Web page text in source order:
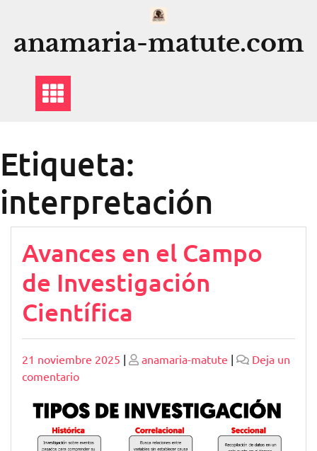
contenido
anamaria-matute.com
Etiqueta:
interpretación
Avances en el Campo
de Investigación
Científica
Publicado
21 noviembre 2025 | Publicado
anamaria-matute |
Deja un
comentarioen
en
el
Campo